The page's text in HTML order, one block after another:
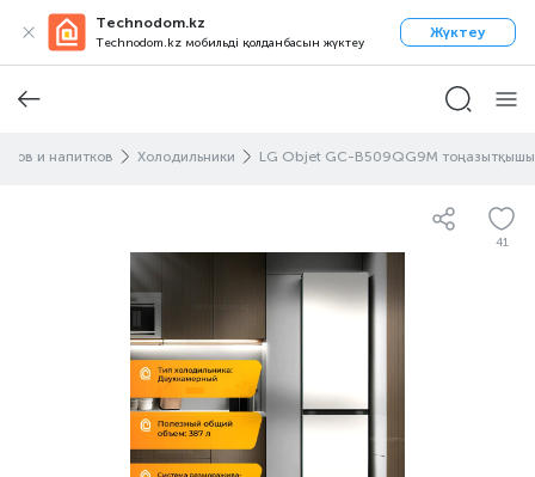
Technodom.kz
Technodom.kz мобильді қолданбасын жүктеу
Жүктеу
и напитков Холодильники LG Objet GC-B509QG9M тоңазытқышы
41